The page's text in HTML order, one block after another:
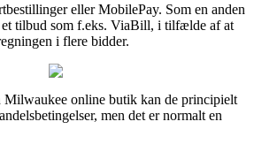
eller MobilePay. Som en anden
tilbud som f.eks. ViaBill, i tilfælde af at
i flere bidder.
Milwaukee online butik kan de principielt
men det er normalt en